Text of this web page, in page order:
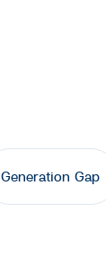
Generation Gap